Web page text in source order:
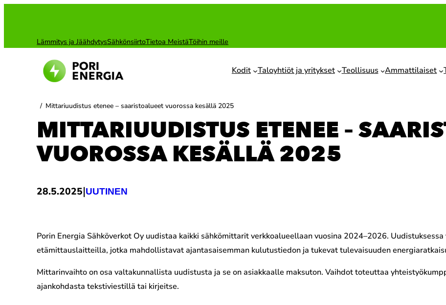
Lämmitys ja JäähdytysSähkönsiirtoTietoa MeistäTöihin meille
Kodit Taloyhtiöt ja yritykset Teollisuus Ammattilaiset
/ Mittariuudistus etenee – saaristoalueet vuorossa kesällä 2025
MITTARIUUDISTUS ETENEE –
VUOROSSA KESÄLLÄ 2025
28.5.2025|UUTINEN
Porin Energia Sähköverkot Oy uudistaa kaikki sähkömittarit verkkoalueellaan vuosina 2024–2026.
etämittauslaitteilla, jotka mahdollistavat ajantasaisemman kulutustiedon ja tukevat tulevaisuuden
Mittarinvaihto on osa valtakunnallista uudistusta ja se on asiakkaalle maksuton. Vaihdot toteuttaa
ajankohdasta tekstiviestillä tai kirjeitse.